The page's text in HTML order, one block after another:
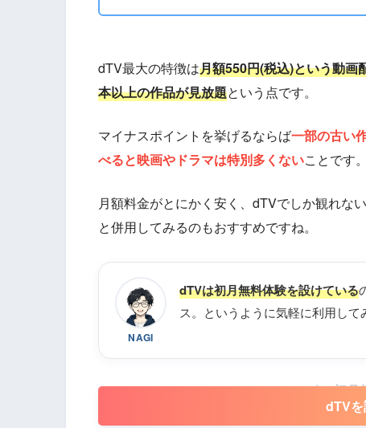
公式サイト
dTV最大の特徴は月額550円(税込)という動画
本以上の作品が見放題という点です。
マイナスポイントを挙げるならば一部の古い
べると映画やドラマは特別多くないことです。
月額料金がとにかく安く、dTVでしか観れな
と併用してみるのもおすすめですね。
NAGI
dTVは初月無料体験を設けている
ス。というように気軽に利用して
初月
dTV